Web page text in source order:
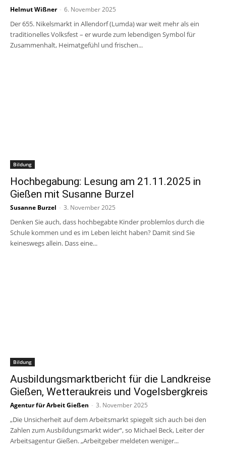
Helmut Wißner - 6. November 2025
Der 655. Nikelsmarkt in Allendorf (Lumda) war weit mehr als ein
traditionelles Volksfest – er wurde zum lebendigen Symbol für
Zusammenhalt, Heimatgefühl und frischen...
Bildung
Hochbegabung: Lesung am 21.11.2025 in
Gießen mit Susanne Burzel
Susanne Burzel - 3. November 2025
Denken Sie auch, dass hochbegabte Kinder problemlos durch die
Schule kommen und es im Leben leicht haben? Damit sind Sie
keineswegs allein. Dass eine...
Bildung
Ausbildungsmarktbericht für die Landkreise
Gießen, Wetteraukreis und Vogelsbergkreis
Agentur für Arbeit Gießen - 3. November 2025
„Die Unsicherheit auf dem Arbeitsmarkt spiegelt sich auch bei den
Zahlen zum Ausbildungsmarkt wider“, so Michael Beck, Leiter der
Arbeitsagentur Gießen. „Arbeitgeber meldeten weniger...